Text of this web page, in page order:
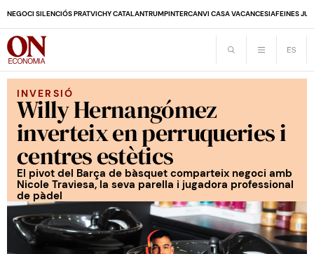
NEGOCI SILENCIÓS PRATVICHY CATALANTRUMPINTERCANVI CASA VACANCESIAFEINES
INVERSIÓ
Willy Hernangómez
inverteix en perruqueries i
centres estètics
El pivot del Barça de bàsquet comparteix negoci amb
Nicole Traviesa, la seva parella i jugadora professional
de pàdel